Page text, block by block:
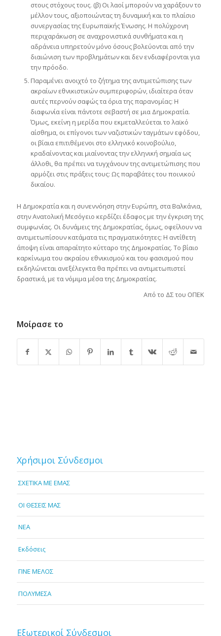
στους στόχους τους. (β) Οι λαοί μπορούν να χαράξουν το
μέλλον τους, αξιοποιώντας τη δυναμική και το πλαίσιο
συνεργασίας της Ευρωπαϊκής Ένωσης. Η πολύχρονη
περιχαράκωση σε αναχρονιστικά συνθήματα και η
αδράνεια υπηρετούν μόνο όσους βολεύονται από την
διαιώνιση των προβλημάτων και δεν ενδιαφέρονται για
την πρόοδο.
Παραμένει ανοιχτό το ζήτημα της αντιμετώπισης των
ακραίων εθνικιστικών συμπεριφορών, ιδιαίτερα όταν
αυτές περνούν σαφώς τα όρια της παρανομίας: Η
διαφωνία είναι πάντοτε σεβαστή σε μια Δημοκρατία.
Όμως, εκείνη η μερίδα που εκμεταλλεύεται το λαϊκό
αίσθημα, οι επίγονοι των ναζιστικών ταγμάτων εφόδου,
οι βίαια επιτιθέμενοι στο ελληνικό κοινοβούλιο,
κραδαίνοντας και μιαίνοντας την ελληνική σημαία ως
άλλοθι, θα πρέπει να τυγχάνουν της αντιμετώπισης που
αρμόζει στις πράξεις τους: Ως παραβάτες του ποινικού
δικαίου.
Η Δημοκρατία και η συνεννόηση στην Ευρώπη, στα Βαλκάνια,
στην Ανατολική Μεσόγειο κερδίζει έδαφος με την έγκριση της
συμφωνίας. Οι δυνάμεις της Δημοκρατίας, όμως, οφείλουν να
αντιμετωπίσουν κατάματα τις πραγματικότητες: Η αντίθετη
άποψη είναι απαραίτητο κύτταρο της Δημοκρατίας. Το βίαιο
καρκίνωμα του ακραίου εθνικισμού και του φασισμού που
εκδηλώνεται ανεξέλεγκτα θα πρέπει να αντιμετωπιστεί
δραστικά, με τα νόμιμα μέσα της Δημοκρατίας.
Από το ΔΣ του ΟΠΕΚ
Μοίρασε το
Χρήσιμοι Σύνδεσμοι
ΣΧΕΤΙΚΑ ΜΕ ΕΜΑΣ
OI ΘΕΣΕΙΣ ΜΑΣ
NEA
Εκδόσεις
ΓΙΝΕ ΜΕΛΟΣ
ΠΟΛΥΜΕΣΑ
Εξωτερικοί Σύνδεσμοι